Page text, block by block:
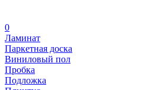
0
Ламинат
Паркетная доска
Виниловый пол
Пробка
Подложка